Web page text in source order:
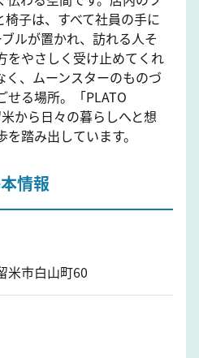
椅子は、すべて社員の手に
ルが置かれ、訪れる人そ
をやさしく受け止めてくれ
く、ムーンスターのものづ
せる場所。「PLATO
から日々の暮らしへと想
踏み出しています。
情報
市白山町60